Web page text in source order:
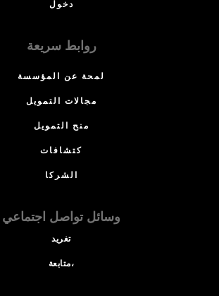
دخول
روابط سريعة
لمحة عن المؤسسة
مجالات التمويل
منح التمويل
كتشافات
الشركا
وسائل تواصل اجتماعي
تغريد
متابعة،